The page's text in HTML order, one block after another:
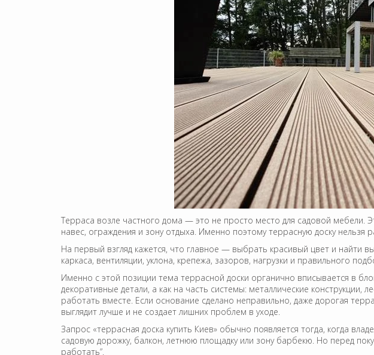
Терраса возле частного дома — это не просто место для садовой мебели.
навес, ограждения и зону отдыха. Именно поэтому террасную доску нельзя
На первый взгляд кажется, что главное — выбрать красивый цвет и найти
каркаса, вентиляции, уклона, крепежа, зазоров, нагрузки и правильного
Именно с этой позиции тема террасной доски органично вписывается в
декоративные детали, а как на часть системы: металлические
работать вместе. Если основание сделано неправильно, даже дорогая
выглядит лучше и не создает лишних проблем в уходе.
Запрос «террасная доска купить Киев» обычно появляется тогда, когда
садовую дорожку, балкон, летнюю площадку или зону барбекю. Но перед
работать”.